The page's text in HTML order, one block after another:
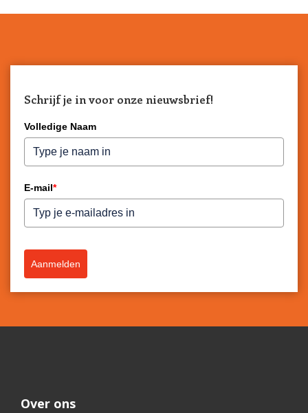
Schrijf je in voor onze nieuwsbrief!
Volledige Naam
E-mail*
Aanmelden
Over ons